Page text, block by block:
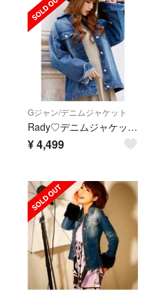
Gジャン/デニムジャケット
Rady♡デニムジャケット オーバーサイズ ビジューボタン
¥4,499